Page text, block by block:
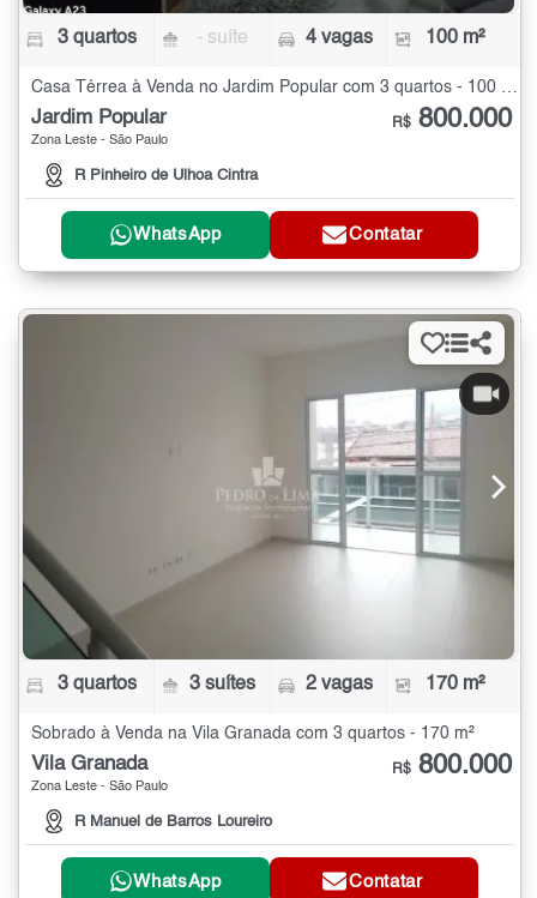
3 quartos - suíte 4 vagas 100 m²
Jardim Popular
Zona Leste - São Paulo
R Pinheiro de Ulhoa Cintra
R$ 800.000
WhatsApp Contatar
3 quartos 3 suítes 2 vagas 170 m²
Sobrado à Venda na Vila Granada com 3 quartos - 170 m²
Vila Granada
Zona Leste - São Paulo
R Manuel de Barros Loureiro
R$ 800.000
WhatsApp Contatar